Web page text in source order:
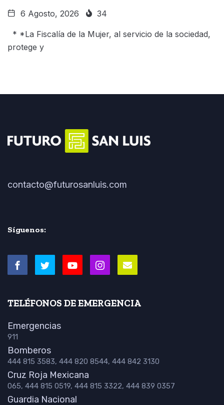
6 Agosto, 2026 34
* *La Fiscalía de la Mujer, al servicio de la sociedad,
protege y
contacto@futurosanluis.com
Síguenos:
TELÉFONOS DE EMERGENCIA
Emergencias
911
Bomberos
444 815 3583, 444 820 8544, 444 842 3130
Cruz Roja Mexicana
065, 444 815 0519, 444 815 3322, 444 839 0357
Guardia Nacional